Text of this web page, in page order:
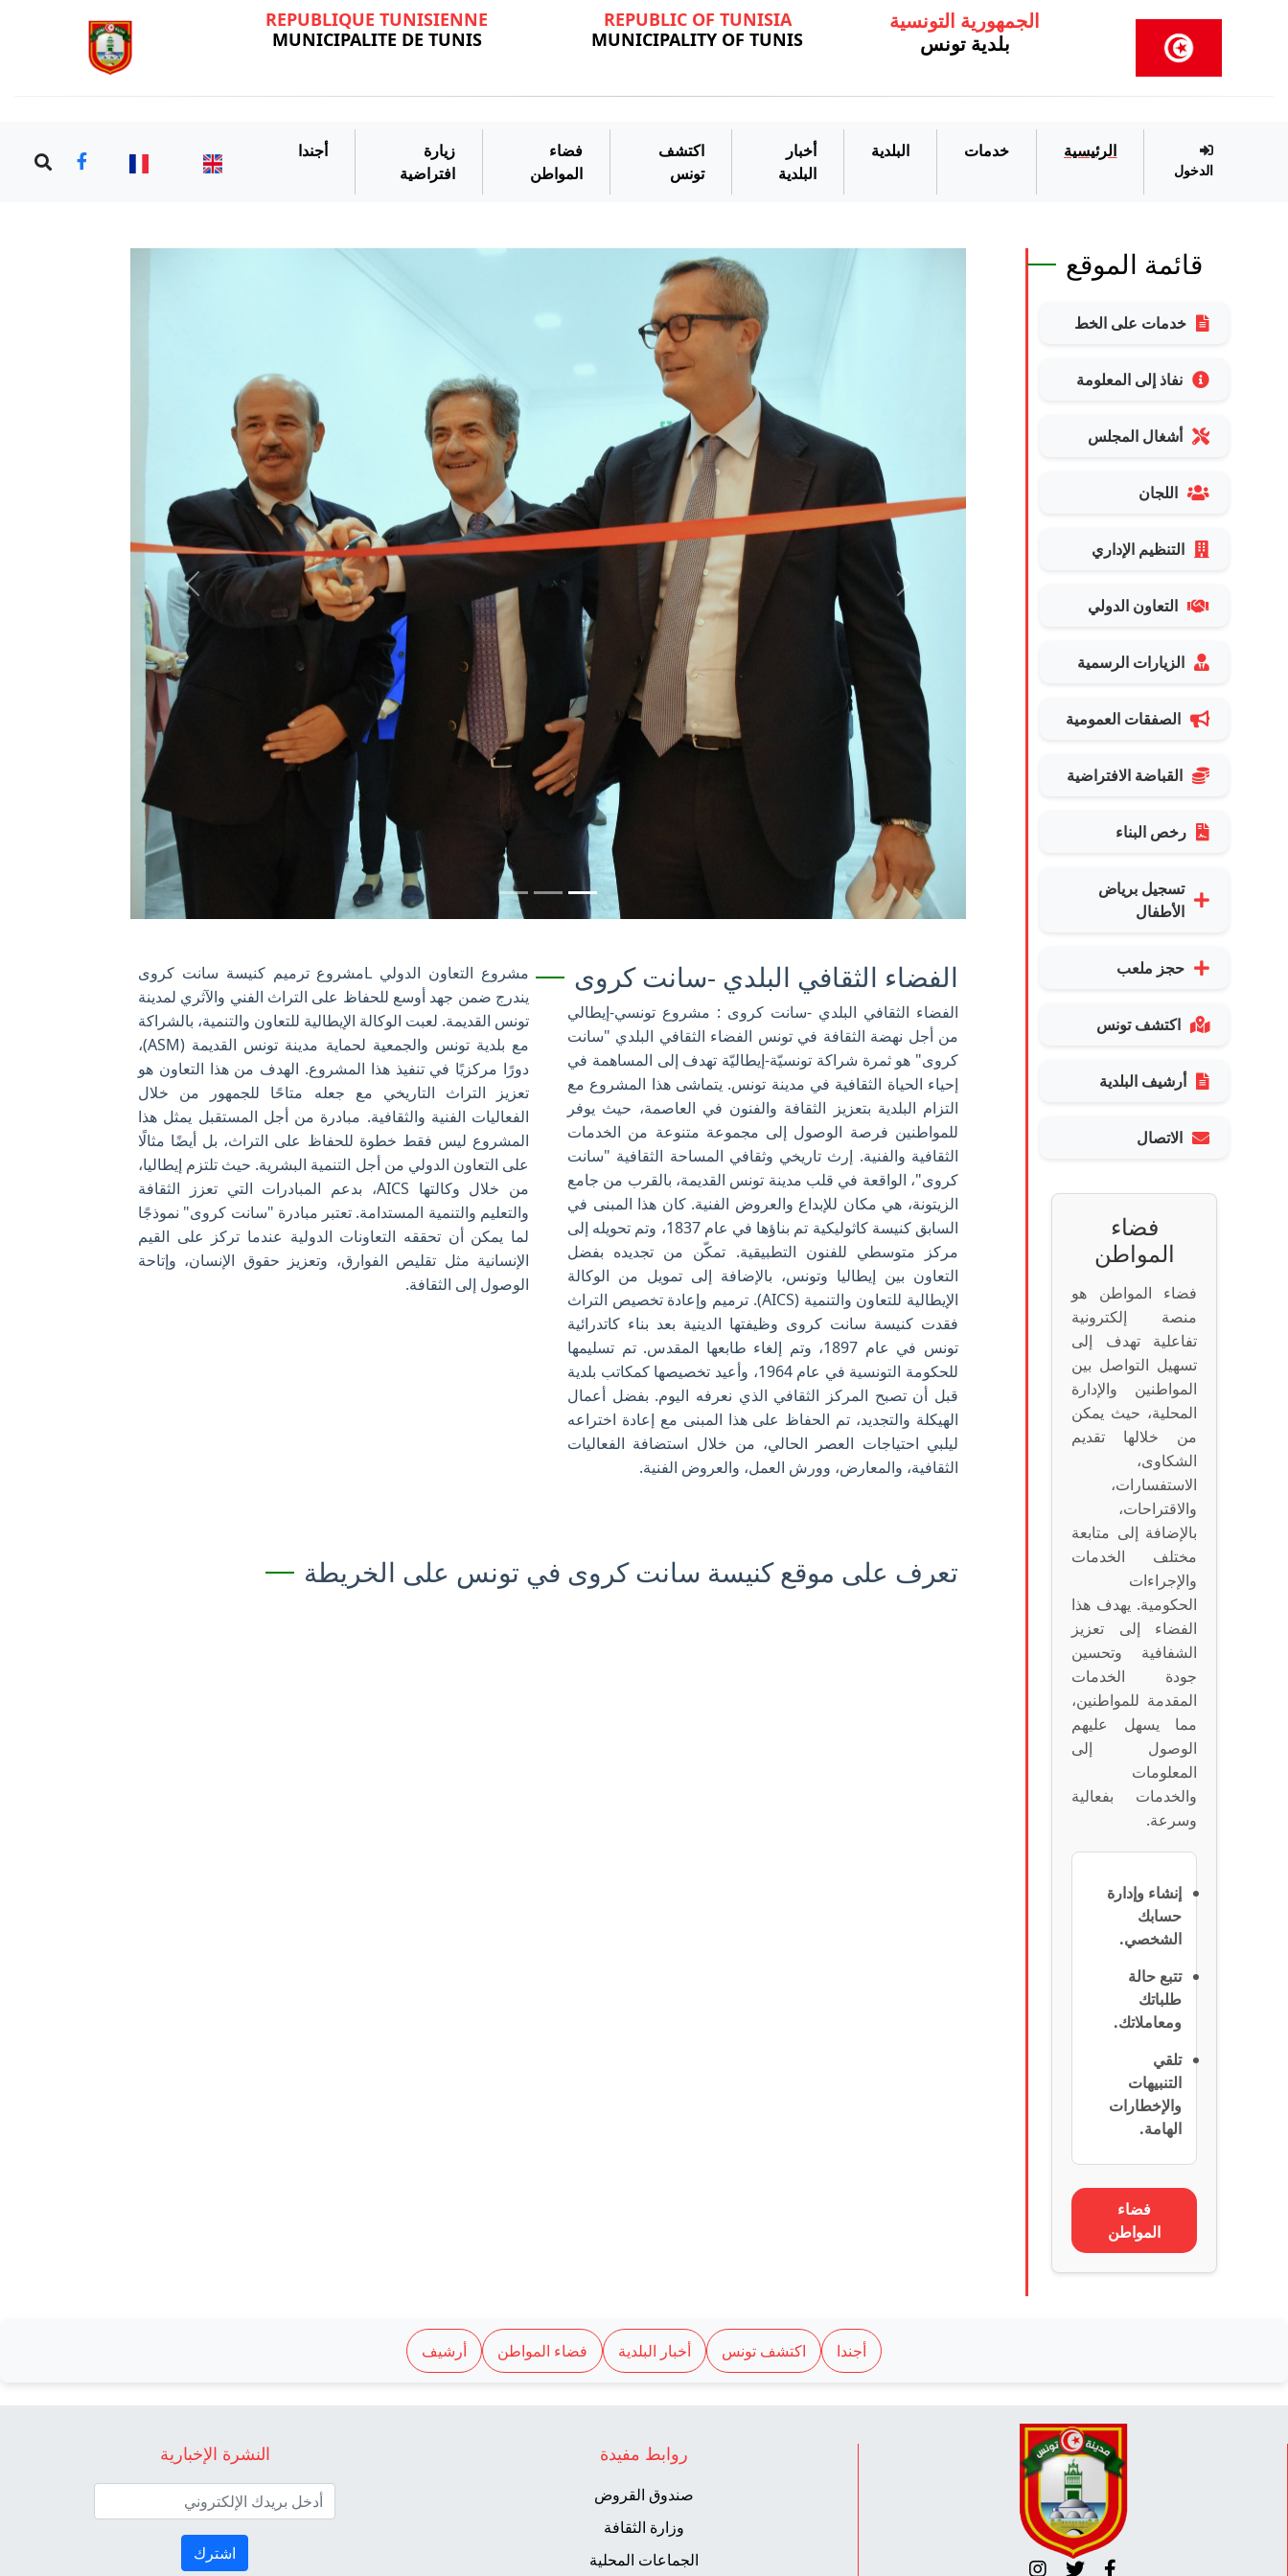
الجمهورية التونسية
بلدية تونس
REPUBLIC OF TUNISIA
MUNICIPALITY OF TUNIS
REPUBLIQUE TUNISIENNE
MUNICIPALITE DE TUNIS
الدخول
الرئيسية خدمات البلدية
أخبار
البلدية
اكتشف
تونس
فضاء
المواطن
زيارة
افتراضية
أجندا
قائمة الموقع
خدمات على الخط
نفاذ إلى المعلومة
أشغال المجلس
اللجان
التنظيم الإداري
التعاون الدولي
الزيارات الرسمية
الصفقات العمومية
القباضة الافتراضية
رخص البناء
تسجيل برياض
الأطفال
حجز ملعب
اكتشف تونس
أرشيف البلدية
الاتصال
فضاء
المواطن
فضاء المواطن هو
منصة إلكترونية
تفاعلية تهدف إلى
تسهيل التواصل بين
المواطنين والإدارة
المحلية، حيث يمكن
من خلالها تقديم
الشكاوى،
الاستفسارات،
والاقتراحات،
بالإضافة إلى متابعة
مختلف الخدمات
والإجراءات
الحكومية. يهدف هذا
الفضاء إلى تعزيز
الشفافية وتحسين
جودة الخدمات
المقدمة للمواطنين،
مما يسهل عليهم
الوصول إلى
المعلومات
والخدمات بفعالية
وسرعة.
إنشاء وإدارة
حسابك
الشخصي.
تتبع حالة
طلباتك
ومعاملاتك.
تلقي
التنبيهات
والإخطارات
الهامة.
فضاء
المواطن
Previous Next
الفضاء الثقافي البلدي -سانت كروى
الفضاء الثقافي البلدي -سانت كروى : مشروع تونسي-إيطالي
من أجل نهضة الثقافة في تونس الفضاء الثقافي البلدي "سانت
كروى" هو ثمرة شراكة تونسيّة-إيطاليّة تهدف إلى المساهمة في
إحياء الحياة الثقافية في مدينة تونس. يتماشى هذا المشروع مع
التزام البلدية بتعزيز الثقافة والفنون في العاصمة، حيث يوفر
للمواطنين فرصة الوصول إلى مجموعة متنوعة من الخدمات
الثقافية والفنية. إرث تاريخي وثقافي المساحة الثقافية "سانت
كروى"، الواقعة في قلب مدينة تونس القديمة، بالقرب من جامع
الزيتونة، هي مكان للإبداع والعروض الفنية. كان هذا المبنى في
السابق كنيسة كاثوليكية تم بناؤها في عام 1837، وتم تحويله إلى
مركز متوسطي للفنون التطبيقية. تمكّن من تجديده بفضل
التعاون بين إيطاليا وتونس، بالإضافة إلى تمويل من الوكالة
الإيطالية للتعاون والتنمية (AICS). ترميم وإعادة تخصيص التراث
فقدت كنيسة سانت كروى وظيفتها الدينية بعد بناء كاتدرائية
تونس في عام 1897، وتم إلغاء طابعها المقدس. تم تسليمها
للحكومة التونسية في عام 1964، وأعيد تخصيصها كمكاتب بلدية
قبل أن تصبح المركز الثقافي الذي نعرفه اليوم. بفضل أعمال
الهيكلة والتجديد، تم الحفاظ على هذا المبنى مع إعادة اختراعه
ليلبي احتياجات العصر الحالي، من خلال استضافة الفعاليات
الثقافية، والمعارض، وورش العمل، والعروض الفنية.
مشروع التعاون الدولي Lمشروع ترميم كنيسة سانت كروى
يندرج ضمن جهد أوسع للحفاظ على التراث الفني والآثري لمدينة
تونس القديمة. لعبت الوكالة الإيطالية للتعاون والتنمية، بالشراكة
مع بلدية تونس والجمعية لحماية مدينة تونس القديمة (ASM)،
دورًا مركزيًا في تنفيذ هذا المشروع. الهدف من هذا التعاون هو
تعزيز التراث التاريخي مع جعله متاحًا للجمهور من خلال
الفعاليات الفنية والثقافية. مبادرة من أجل المستقبل يمثل هذا
المشروع ليس فقط خطوة للحفاظ على التراث، بل أيضًا مثالًا
على التعاون الدولي من أجل التنمية البشرية. حيث تلتزم إيطاليا،
من خلال وكالتها AICS، بدعم المبادرات التي تعزز الثقافة
والتعليم والتنمية المستدامة. تعتبر مبادرة "سانت كروى" نموذجًا
لما يمكن أن تحققه التعاونات الدولية عندما تركز على القيم
الإنسانية مثل تقليص الفوارق، وتعزيز حقوق الإنسان، وإتاحة
الوصول إلى الثقافة.
تعرف على موقع كنيسة سانت كروى في تونس على الخريطة
أجندا اكتشف تونس أخبار البلدية فضاء المواطن أرشيف
روابط مفيدة
صندوق القروض
وزارة الثقافة
الجماعات المحلية
النشرة الإخبارية
اشترك